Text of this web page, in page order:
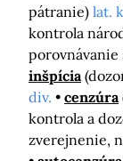
pátranie) lat.
kontrola
inšpícia
div.
cenzúra
kontrola a
zverejnenie,